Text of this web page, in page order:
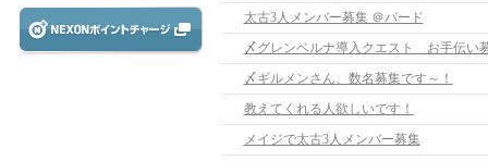
太古3人メンバー募集 ＠バード
〆グレンベルナ導入クエスト お手伝い
〆ギルメンさん、数名募集です～！
教えてくれる人欲しいです！
メイジで太古3人メンバー募集